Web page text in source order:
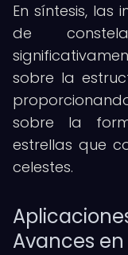
En síntesis, las
de
sobre la
sobre la
estrellas que
celestes.
Avances